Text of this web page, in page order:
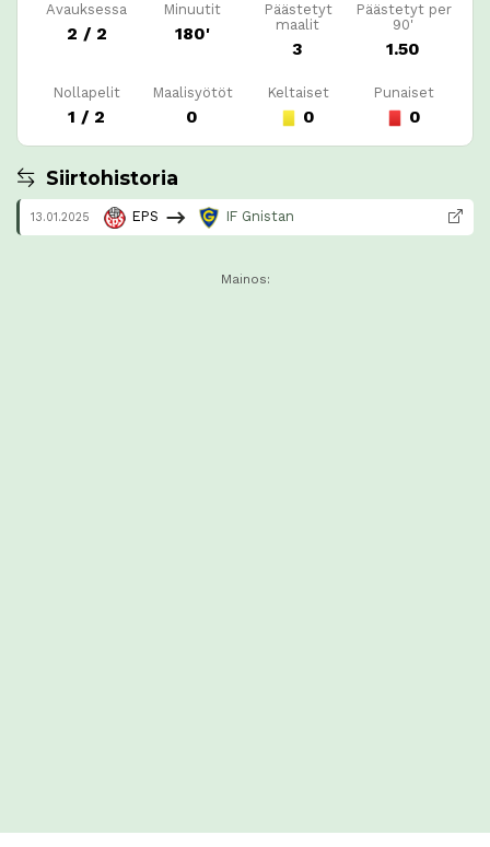
Avauksessa
2 / 2
Minuutit
180'
Päästetyt
maalit
3
Päästetyt per
90'
1.50
Nollapelit
1 / 2
Maalisyötöt
0
Keltaiset
0
Punaiset
0
Siirtohistoria
13.01.2025 EPS IF Gnistan
Mainos: